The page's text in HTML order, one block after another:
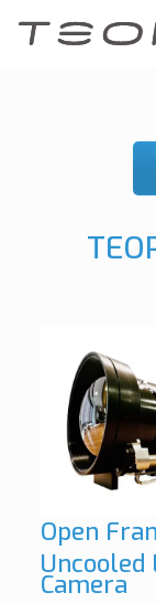
Open
Uncooled
Camera